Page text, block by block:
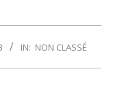
IN: NON CLASSÉ